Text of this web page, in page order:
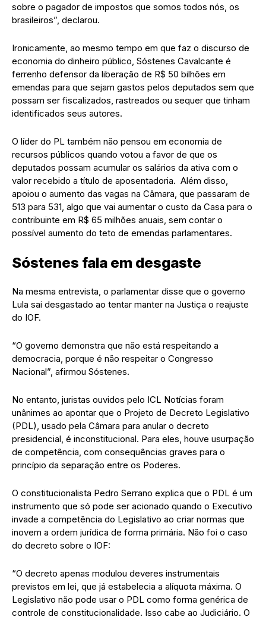
sobre o pagador de impostos que somos todos nós, os
brasileiros”, declarou.
Ironicamente, ao mesmo tempo em que faz o discurso de
economia do dinheiro público, Sóstenes Cavalcante é
ferrenho defensor da liberação de R$ 50 bilhões em
emendas para que sejam gastos pelos deputados sem que
possam ser fiscalizados, rastreados ou sequer que tinham
identificados seus autores.
O líder do PL também não pensou em economia de
recursos públicos quando votou a favor de que os
deputados possam acumular os salários da ativa com o
valor recebido a título de aposentadoria. Além disso,
apoiou o aumento das vagas na Câmara, que passaram de
513 para 531, algo que vai aumentar o custo da Casa para o
contribuinte em R$ 65 milhões anuais, sem contar o
possível aumento do teto de emendas parlamentares.
Sóstenes fala em desgaste
Na mesma entrevista, o parlamentar disse que o governo
Lula sai desgastado ao tentar manter na Justiça o reajuste
do IOF.
“O governo demonstra que não está respeitando a
democracia, porque é não respeitar o Congresso
Nacional”, afirmou Sóstenes.
No entanto, juristas ouvidos pelo ICL Notícias foram
unânimes ao apontar que o Projeto de Decreto Legislativo
(PDL), usado pela Câmara para anular o decreto
presidencial, é inconstitucional. Para eles, houve usurpação
de competência, com consequências graves para o
princípio da separação entre os Poderes.
O constitucionalista Pedro Serrano explica que o PDL é um
instrumento que só pode ser acionado quando o Executivo
invade a competência do Legislativo ao criar normas que
inovem a ordem jurídica de forma primária. Não foi o caso
do decreto sobre o IOF:
“O decreto apenas modulou deveres instrumentais
previstos em lei, que já estabelecia a alíquota máxima. O
Legislativo não pode usar o PDL como forma genérica de
controle de constitucionalidade. Isso cabe ao Judiciário. O